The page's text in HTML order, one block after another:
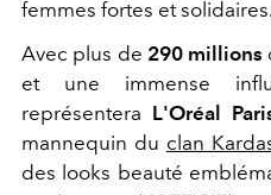
femmes fortes et
Avec plus de 290 millions
et une immense
représentera L'Oréal
mannequin du clan
des looks beauté